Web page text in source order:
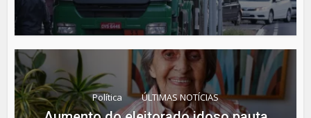
Política ÚLTIMAS NOTÍCIAS